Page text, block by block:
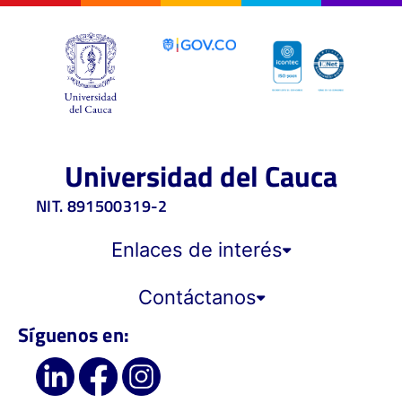
Universidad del Cauca
NIT. 891500319-2
Enlaces de interés
Contáctanos
Síguenos en: